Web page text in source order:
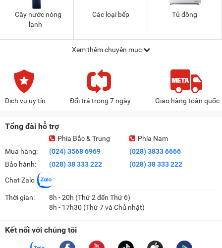
Cây nước nóng
lạnh
Các loại bếp Tủ đông
Xem thêm chuyên mục
Dịch vụ uy tín Đổi trả trong 7 ngày Giao hàng toàn quốc
Tổng đài hỗ trợ
Mua hàng:
Bảo hành:
Phía Bắc & Trung
(024) 3568 6969
(028) 38 333 222
Phía Nam
(028) 3833 6666
(028) 38 333 222
Chat Zalo
Thời gian:
8h - 20h (Thứ 2 đến Thứ 6)
8h - 17h30 (Thứ 7 và Chủ nhật)
Kết nối với chúng tôi